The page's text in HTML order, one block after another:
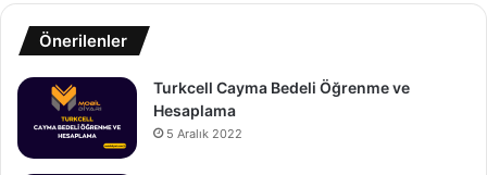
Önerilenler
Turkcell Cayma Bedeli Öğrenme ve
Hesaplama
5 Aralık 2022